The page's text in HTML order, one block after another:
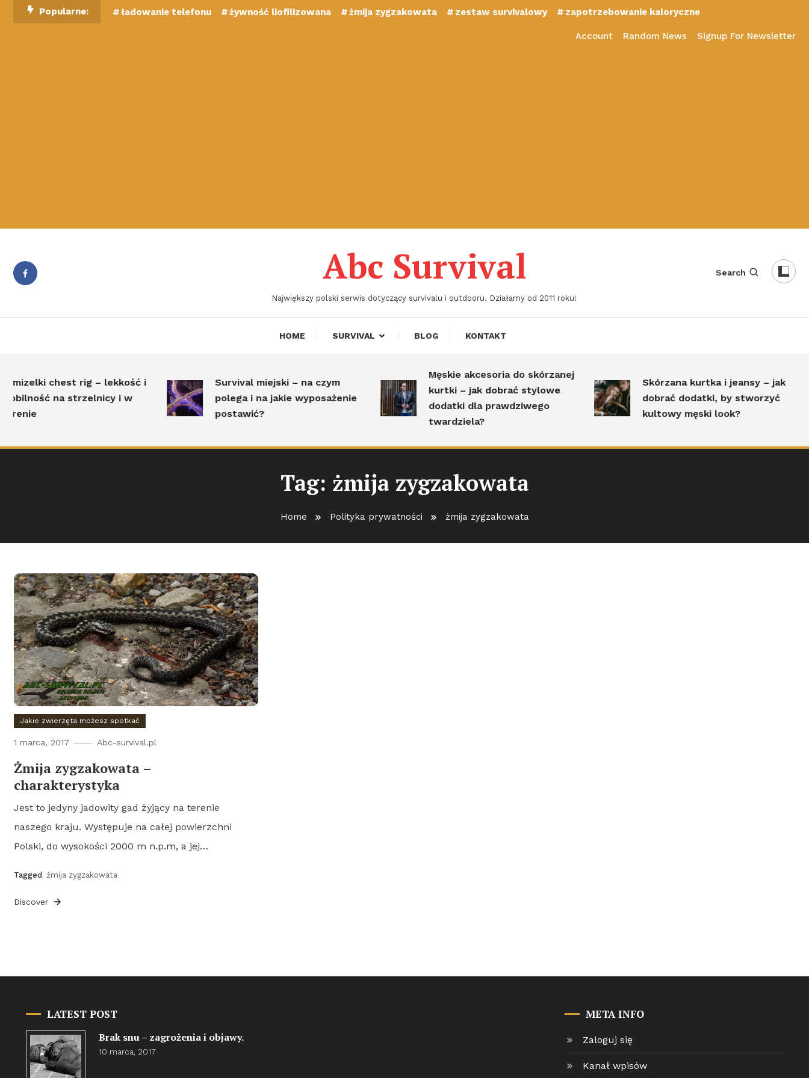
Popularne: ładowanie telefonu żywność liofilizowana żmija zygzakowata zestaw survivalowy zapotrzebowanie kaloryczne
Account Random News Signup For Newsletter
Abc Survival
Największy polski serwis dotyczący survivalu i outdooru. Działamy od 2011 roku!
Search
HOME SURVIVAL BLOG KONTAKT
chest rig – lekkość i
na strzelnicy i w
Survival miejski – na czym
polega i na jakie wyposażenie
postawić?
Męskie akcesoria do skórzanej
kurtki – jak dobrać stylowe
dodatki dla prawdziwego
twardziela?
Skórzana kurtka i jeansy – jak
dobrać dodatki, by stworzyć
kultowy męski look?
Tag: żmija zygzakowata
Home Polityka prywatności żmija zygzakowata
Jakie zwierzęta możesz spotkać
1 marca, 2017 Abc-survival.pl
Żmija zygzakowata –
charakterystyka
Jest to jedyny jadowity gad żyjący na terenie
naszego kraju. Występuje na całej powierzchni
Polski, do wysokości 2000 m n.p.m, a jej…
Tagged żmija zygzakowata
Discover
LATEST POST
Brak snu – zagrożenia i objawy.
10 marca, 2017
META INFO
Zaloguj się
Kanał wpisów